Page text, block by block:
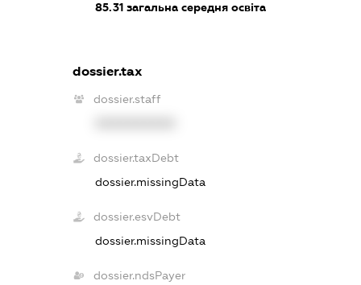
85.31 загальна середня освіта
dossier.tax
dossier.staff
dossier.taxDebt
dossier.missingData
dossier.esvDebt
dossier.missingData
dossier.ndsPayer